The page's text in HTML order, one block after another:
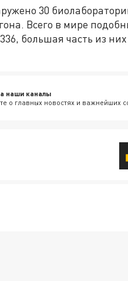
30
Всего в мире
большая часть из них
наши каналы
о главных новостях и важнейших